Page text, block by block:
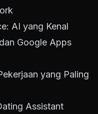
AI yang Kenal
Google Apps
yang Paling
Assistant